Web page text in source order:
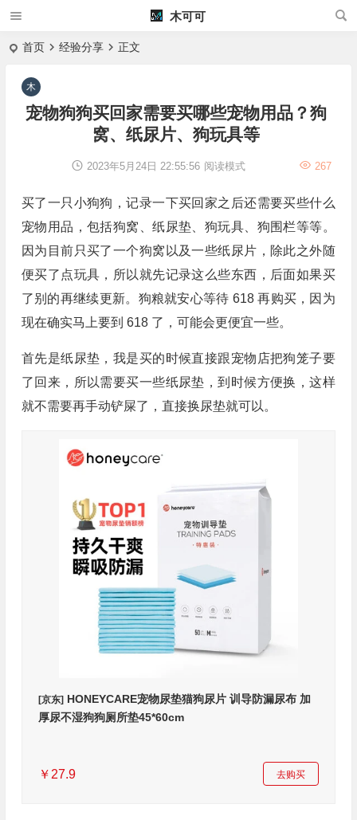
木可可
首页 经验分享 正文
宠物狗狗买回家需要买哪些宠物用品？狗
窝、纸尿片、狗玩具等
2023年5月24日 22:55:56 267
阅读模式
买了一只小狗狗，记录一下买回家之后还需要买些什么
宠物用品，包括狗窝、纸尿垫、狗玩具、狗围栏等等。
因为目前只买了一个狗窝以及一些纸尿片，除此之外随
便买了点玩具，所以就先记录这么些东西，后面如果买
了别的再继续更新。狗粮就安心等待 618 再购买，因为
现在确实马上要到 618 了，可能会更便宜一些。
首先是纸尿垫，我是买的时候直接跟宠物店把狗笼子要
了回来，所以需要买一些纸尿垫，到时候方便换，这样
就不需要再手动铲屎了，直接换尿垫就可以。
[京东]HONEYCARE宠物尿垫猫狗尿片 训导防漏尿布 加
厚尿不湿狗狗厕所垫45*60cm
￥27.9 去购买